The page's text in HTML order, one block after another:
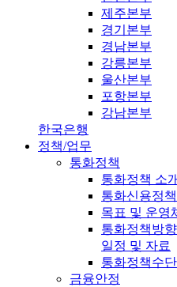
제주본부
경기본부
경남본부
강릉본부
울산본부
포항본부
강남본부
한국은행
정책/업무
통화정책
통화정책 소개
통화신용정
목표 및 운영
통화정책방
일정 및 자료
통화정책수단
금융안정